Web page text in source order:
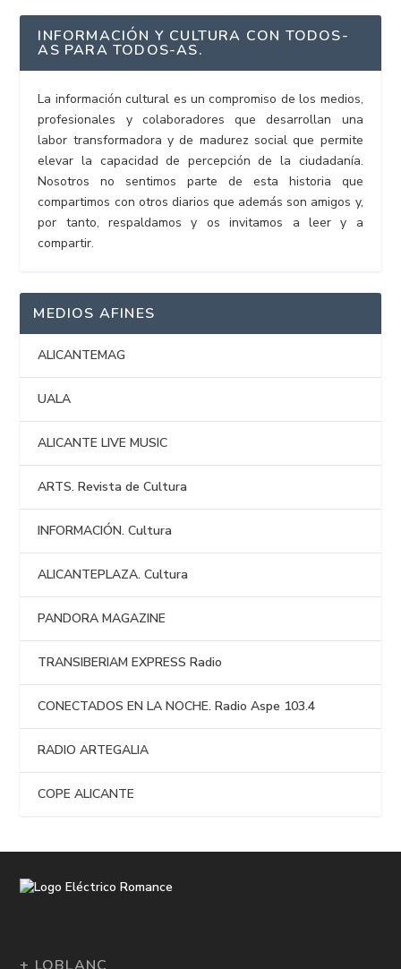
INFORMACIÓN Y CULTURA CON TODOS-
AS PARA TODOS-AS.
La información cultural es un compromiso de los medios,
profesionales y colaboradores que desarrollan una
labor transformadora y de madurez social que permite
elevar la capacidad de percepción de la ciudadanía.
Nosotros no sentimos parte de esta historia que
compartimos con otros diarios que además son amigos y,
por tanto, respaldamos y os invitamos a leer y a
compartir.
MEDIOS AFINES
ALICANTEMAG
UALA
ALICANTE LIVE MUSIC
ARTS. Revista de Cultura
INFORMACIÓN. Cultura
ALICANTEPLAZA. Cultura
PANDORA MAGAZINE
TRANSIBERIAM EXPRESS Radio
CONECTADOS EN LA NOCHE. Radio Aspe 103.4
RADIO ARTEGALIA
COPE ALICANTE